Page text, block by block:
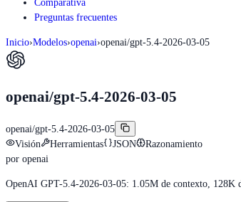
Comparativa
Preguntas frecuentes
Inicio›Modelos›openai›openai/gpt-5.4-2026-03-05
openai/gpt-5.4-2026-03-05
openai/gpt-5.4-2026-03-05
Visión
Herramientas JSON
Razonamiento
por openai
OpenAI GPT-5.4-2026-03-05: 1.05M de contexto, 128K